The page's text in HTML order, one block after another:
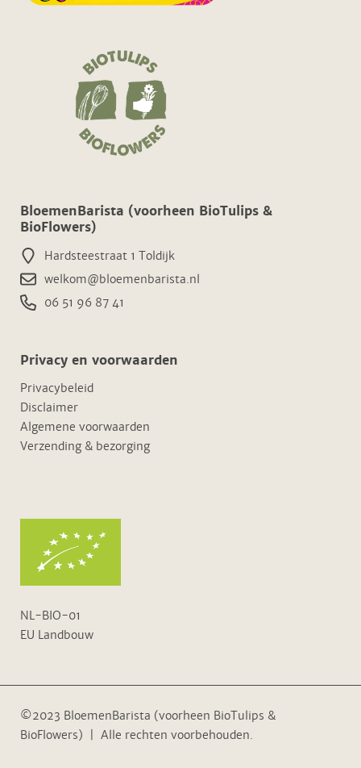
BloemenBarista (voorheen BioTulips &
BioFlowers)
Hardsteestraat 1 Toldijk
welkom@bloemenbarista.nl
06 51 96 87 41
Privacy en voorwaarden
Privacybeleid
Disclaimer
Algemene voorwaarden
Verzending & bezorging
NL-BIO-01
EU Landbouw
©2023 BloemenBarista (voorheen BioTulips &
BioFlowers) | Alle rechten voorbehouden.